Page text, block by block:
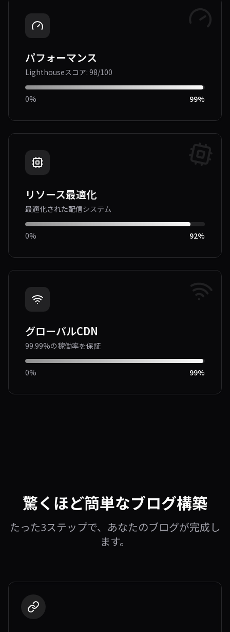
パフォーマンス
Lighthouseスコア: 98/100
0% 99%
リソース最適化
最適化された配信システム
0% 92%
グローバルCDN
99.99%の稼働率を保証
0% 99%
驚くほど簡単なブログ構築
たった3ステップで、あなたのブログが完成し
ます。